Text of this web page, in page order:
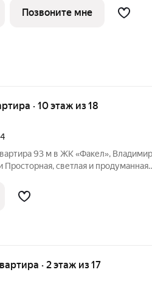
Позвоните мне
· 10 этаж из 18
93 м в ЖК «Факел»,
ЖК «Факел» (г. Владимир).
· 2 этаж из 17